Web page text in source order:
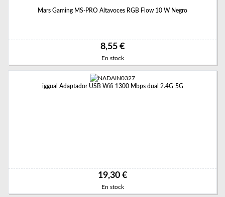
Mars Gaming MS-PRO Altavoces RGB Flow 10 W Negro
8,55 €
En stock
iggual Adaptador USB Wifi 1300 Mbps dual 2.4G-5G
19,30 €
En stock